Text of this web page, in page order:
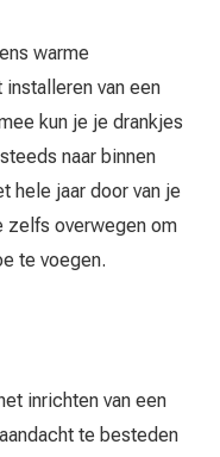
warme
van een
kun je je drankjes
naar binnen
hele jaar door van je
zelfs overwegen om
te voegen.
inrichten van een
te besteden